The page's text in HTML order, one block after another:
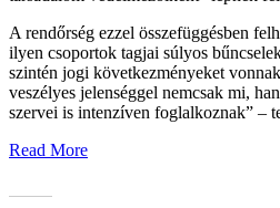
A rendőrség ezzel összefüggésben
ilyen csoportok tagjai súlyos
szintén jogi következményeket
veszélyes jelenséggel nemcsak mi,
szervei is intenzíven foglalkoznak” –
Read More